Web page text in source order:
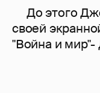
До этого
своей
"Война и